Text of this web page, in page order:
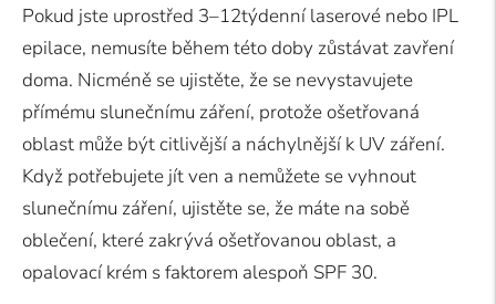
Pokud jste uprostřed 3–12týdenní laserové nebo IPL
epilace, nemusíte během této doby zůstávat zavření
doma. Nicméně se ujistěte, že se nevystavujete
přímému slunečnímu záření, protože ošetřovaná
oblast může být citlivější a náchylnější k UV záření.
Když potřebujete jít ven a nemůžete se vyhnout
slunečnímu záření, ujistěte se, že máte na sobě
oblečení, které zakrývá ošetřovanou oblast, a
opalovací krém s faktorem alespoň SPF 30.